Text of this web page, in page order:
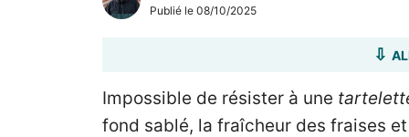
Publié le 08/10/2025
Impossible de résister à une
fond sablé, la fraîcheur des fraises